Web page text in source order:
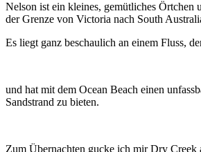
Nelson ist ein kleines, gemütliches Örtchen
der Grenze von Victoria nach South
Es liegt ganz beschaulich an einem Fluss,
und hat mit dem Ocean Beach einen
Sandstrand zu bieten.
Zum Übernachten gucke ich mir Dry Creek